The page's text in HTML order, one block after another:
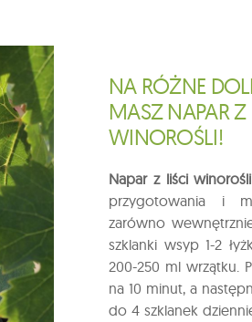
NA RÓŻNE
MASZ NAPAR Z
WINOROŚLI!
Napar z liści winorośli
przygotowania i
zarówno
szklanki wsyp 1-2
200-250 ml wrzątku.
na 10 minut, a
do 4 szklanek